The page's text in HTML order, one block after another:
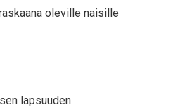
oleville naisille
lapsuuden